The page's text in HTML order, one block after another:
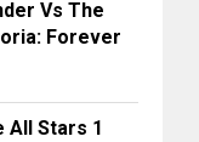
Vs The
Forever
All Stars 1